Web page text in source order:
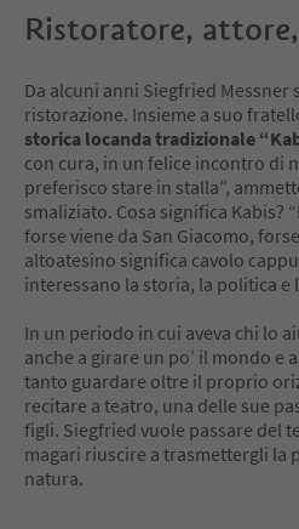
Ristoratore,
Da alcuni anni Siegfried Messner
ristorazione. Insieme a suo
storica locanda tradizionale
con cura, in un felice incontro di
preferisco stare in stalla”,
smaliziato. Cosa significa Kabis?
forse viene da San Giacomo,
altoatesino significa cavolo
interessano la storia, la politica e
In un periodo in cui aveva chi lo
anche a girare un po’ il mondo e
tanto guardare oltre il proprio
recitare a teatro, una delle sue
figli. Siegfried vuole passare del
magari riuscire a trasmettergli la
natura.